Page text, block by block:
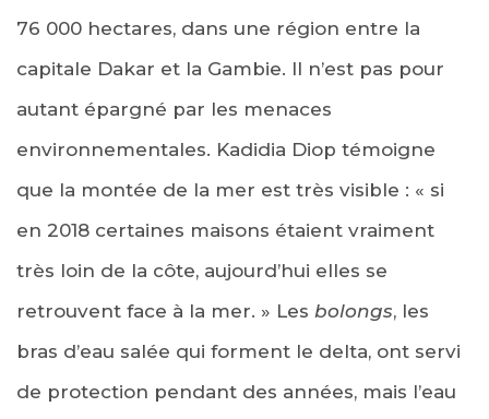
76 000 hectares, dans une région entre la
capitale Dakar et la Gambie. Il n’est pas pour
autant épargné par les menaces
environnementales. Kadidia Diop témoigne
que la montée de la mer est très visible : « si
en 2018 certaines maisons étaient vraiment
très loin de la côte, aujourd’hui elles se
retrouvent face à la mer. » Les bolongs, les
bras d’eau salée qui forment le delta, ont servi
de protection pendant des années, mais l’eau